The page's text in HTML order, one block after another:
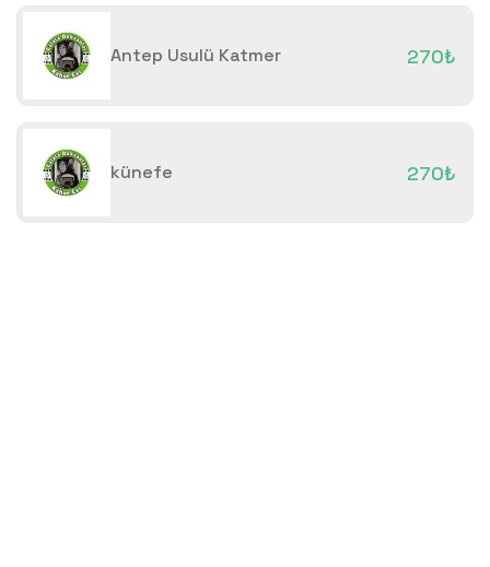
Antep Usulü Katmer 270₺
künefe 270₺